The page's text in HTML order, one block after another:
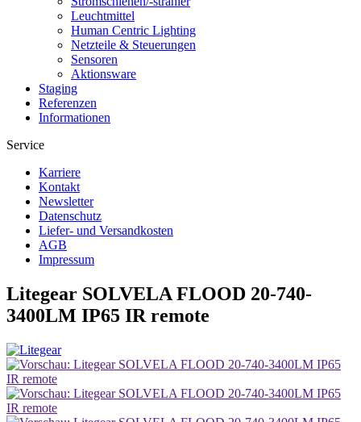
Leuchtmittel
Human Centric Lighting
Netzteile & Steuerungen
Sensoren
Aktionsware
Staging
Referenzen
Informationen
Service
Karriere
Kontakt
Newsletter
Datenschutz
Liefer- und Versandkosten
AGB
Impressum
Litegear SOLVELA FLOOD 20-740-
3400LM IP65 IR remote